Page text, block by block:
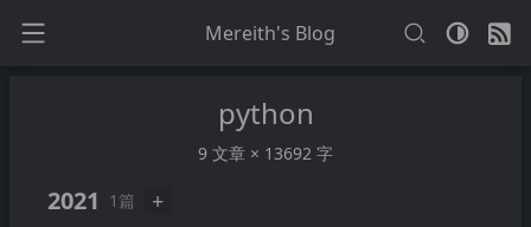
Mereith's Blog
python
9 文章 × 13692 字
2021 1篇 +